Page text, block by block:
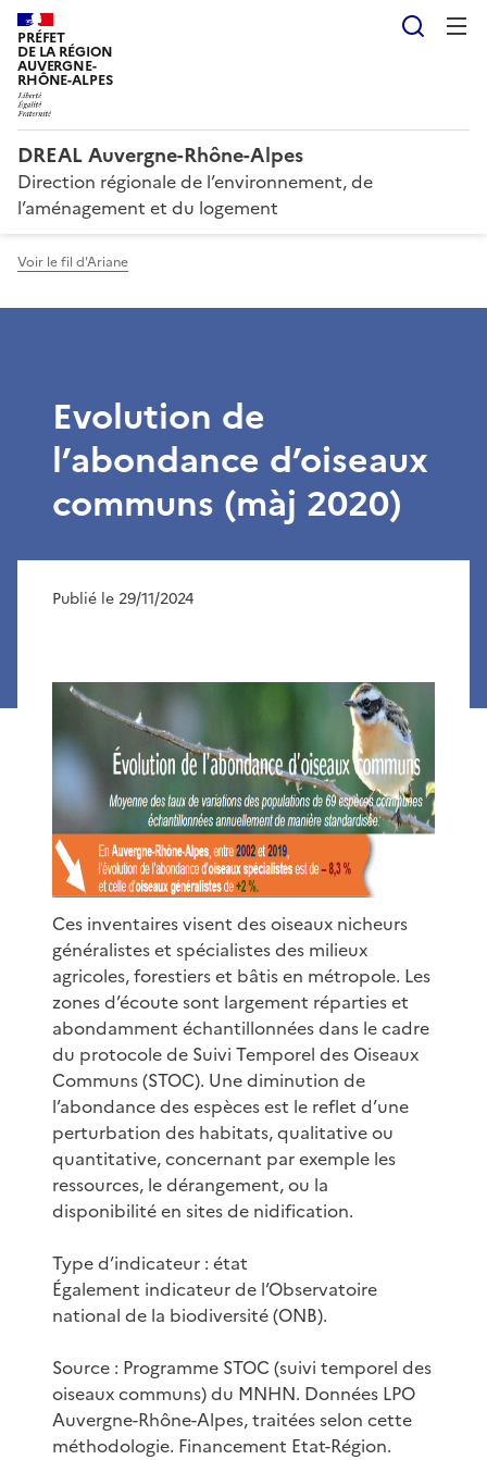
PRÉFET
DE LA RÉGION
AUVERGNE-
RHÔNE-ALPES
DREAL Auvergne-Rhône-Alpes
Direction régionale de l’environnement, de
l’aménagement et du logement
Voir le fil d'Ariane
Evolution de
l’abondance d’oiseaux
communs (màj 2020)
Publié le 29/11/2024
Ces inventaires visent des oiseaux nicheurs
généralistes et spécialistes des milieux
agricoles, forestiers et bâtis en métropole. Les
zones d’écoute sont largement réparties et
abondamment échantillonnées dans le cadre
du protocole de Suivi Temporel des Oiseaux
Communs (STOC). Une diminution de
l’abondance des espèces est le reflet d’une
perturbation des habitats, qualitative ou
quantitative, concernant par exemple les
ressources, le dérangement, ou la
disponibilité en sites de nidification.
Type d’indicateur : état
Également indicateur de l’Observatoire
national de la biodiversité (ONB).
Source : Programme STOC (suivi temporel des
oiseaux communs) du MNHN. Données LPO
Auvergne-Rhône-Alpes, traitées selon cette
méthodologie. Financement Etat-Région.